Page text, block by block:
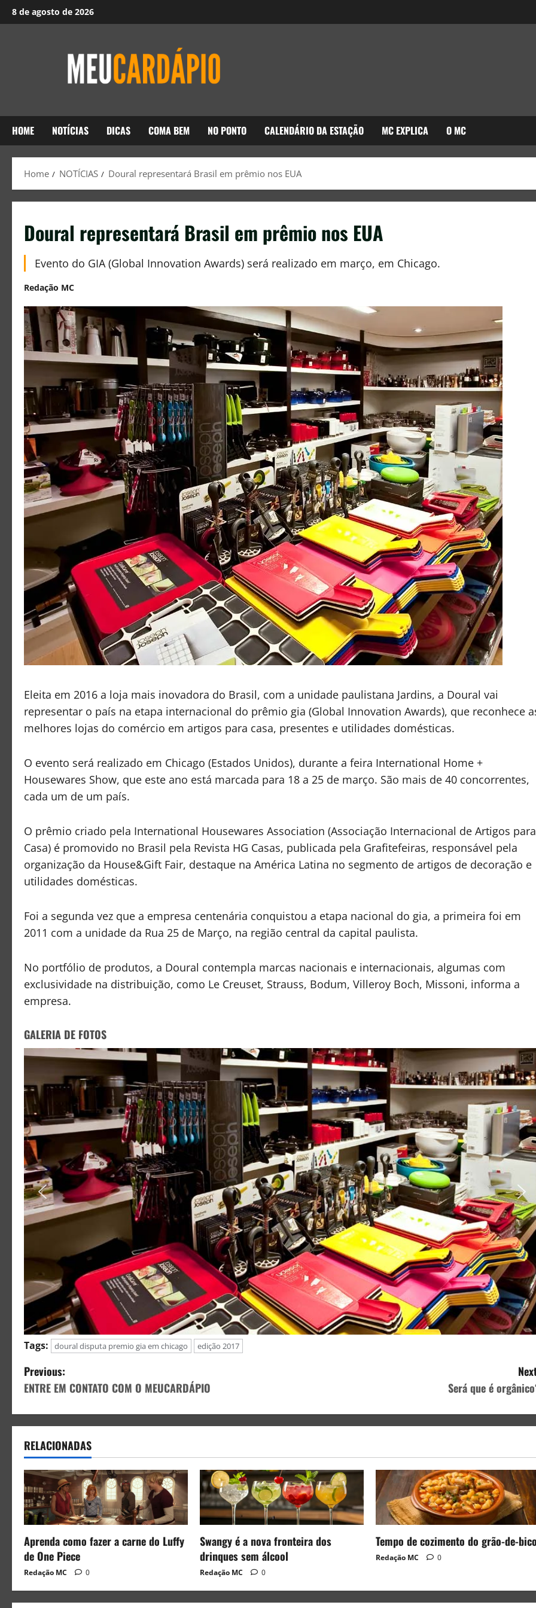
8 de agosto de 2026
HOME NOTÍCIAS DICAS COMA BEM NO PONTO CALENDÁRIO DA ESTAÇÃO MC EXPLICA O MC
Home NOTÍCIAS Doural representará Brasil em prêmio nos EUA
Doural representará Brasil em prêmio nos EUA
Evento do GIA (Global Innovation Awards) será realizado em março, em Chicago.
Redação MC
Eleita em 2016 a loja mais inovadora do Brasil, com a unidade paulistana Jardins, a Doural vai
representar o país na etapa internacional do prêmio gia (Global Innovation Awards), que reconhece
melhores lojas do comércio em artigos para casa, presentes e utilidades domésticas.
O evento será realizado em Chicago (Estados Unidos), durante a feira International Home +
Housewares Show, que este ano está marcada para 18 a 25 de março. São mais de 40 concorrentes,
cada um de um país.
O prêmio criado pela International Housewares Association (Associação Internacional de Artigos para
Casa) é promovido no Brasil pela Revista HG Casas, publicada pela Grafitefeiras, responsável pela
organização da House&Gift Fair, destaque na América Latina no segmento de artigos de decoração e
utilidades domésticas.
Foi a segunda vez que a empresa centenária conquistou a etapa nacional do gia, a primeira foi em
2011 com a unidade da Rua 25 de Março, na região central da capital paulista.
No portfólio de produtos, a Doural contempla marcas nacionais e internacionais, algumas com
exclusividade na distribuição, como Le Creuset, Strauss, Bodum, Villeroy Boch, Missoni, informa a
empresa.
GALERIA DE FOTOS
Tags: doural disputa premio gia em chicago edição 2017
Previous:
ENTRE EM CONTATO COM O MEUCARDÁPIO
Será que é
RELACIONADAS
Aprenda como fazer a carne do Luffy
de One Piece
Redação MC 0
Swangy é a nova fronteira dos
drinques sem álcool
Redação MC 0
Tempo de cozimento do grão-de-
Redação MC 0